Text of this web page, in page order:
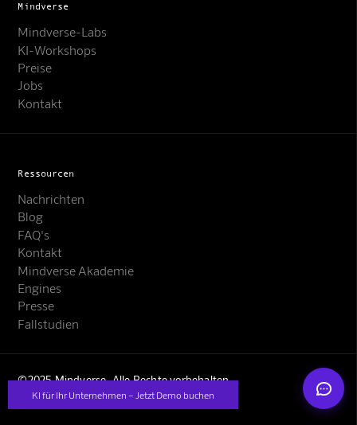
KI für Ihr Unternehmen – Jetzt Demo buchen
Mindverse Support
Mindverse
Mindverse-Labs
KI-Workshops
Preise
Jobs
Kontakt
Ressourcen
Nachrichten
Blog
FAQ's
Kontakt
Mindverse Akademie
Engines
Presse
Fallstudien
©2025 Mindverse. Alle Rechte vorbehalten